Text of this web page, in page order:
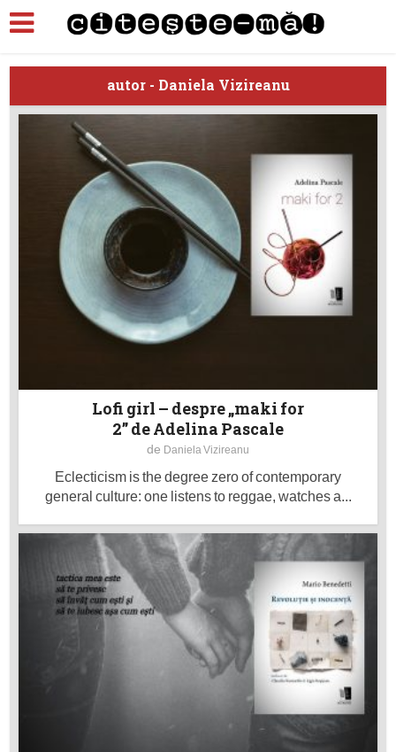
autor - Daniela Vizireanu
Lofi girl – despre „maki for
2” de Adelina Pascale
de Daniela Vizireanu
Eclecticism is the degree zero of contemporary
general culture: one listens to reggae, watches a...